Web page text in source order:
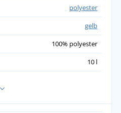
polyester
gelb
100% polyester
10 l